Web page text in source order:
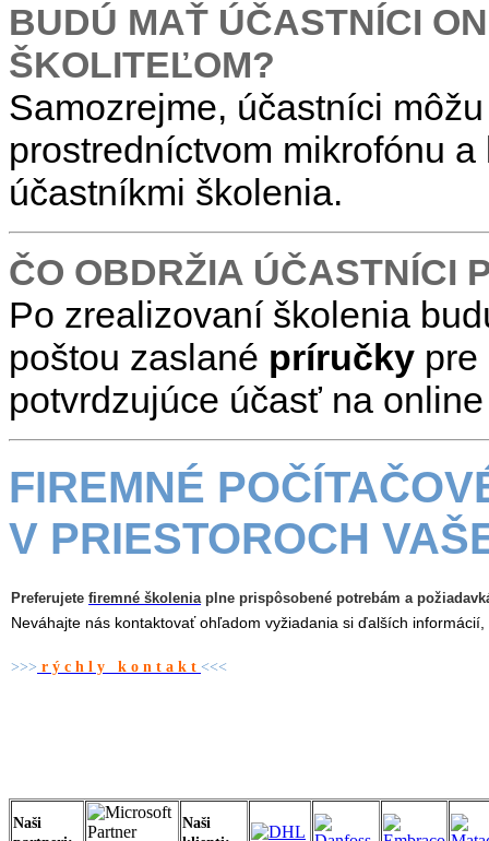
BUDÚ MAŤ ÚČASTNÍCI
ŠKOLITEĽOM?
Samozrejme, účastníci
prostredníctvom mikrofónu
účastníkmi školenia.
ČO OBDRŽIA ÚČASTNÍCI
Po zrealizovaní školenia
poštou zaslané príručky
potvrdzujúce účasť na
FIREMNÉ
V PRIESTOROCH
Preferujete firemné školeniaplne prispôsobené potrebám a
Neváhajte nás kontaktovať ohľadom vyžiadania si ďalších
>>> r ý c h l y k o n t a k t <<<
Naši
Naši